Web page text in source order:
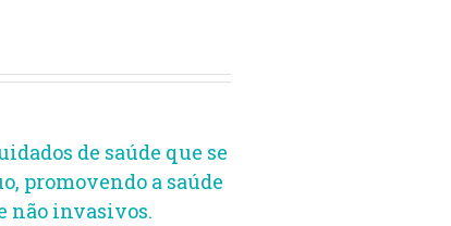
de saúde que se
promovendo a saúde
não invasivos.